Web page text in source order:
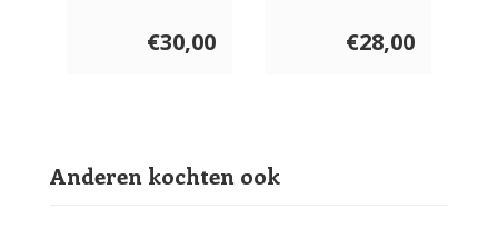
€30,00 €28,00
Anderen kochten ook